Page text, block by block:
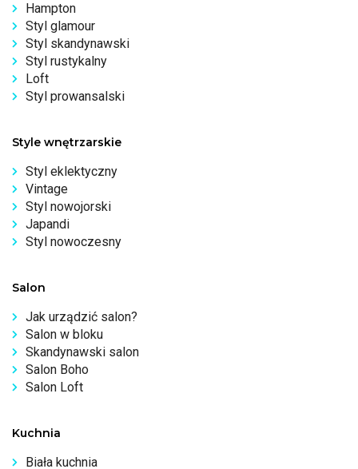
Hampton
Styl glamour
Styl skandynawski
Styl rustykalny
Loft
Styl prowansalski
Style wnętrzarskie
Styl eklektyczny
Vintage
Styl nowojorski
Japandi
Styl nowoczesny
Salon
Jak urządzić salon?
Salon w bloku
Skandynawski salon
Salon Boho
Salon Loft
Kuchnia
Biała kuchnia